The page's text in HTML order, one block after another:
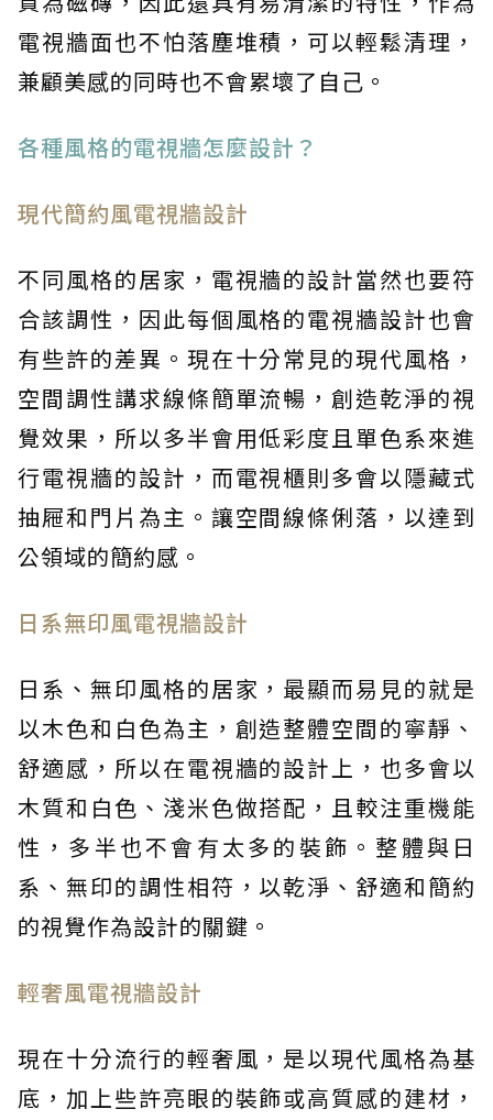
電視牆面也不怕落塵堆積，可以輕鬆清理，
兼顧美感的同時也不會累壞了自己。
各種風格的電視牆怎麼設計？
現代簡約風電視牆設計
不同風格的居家，電視牆的設計當然也要符
合該調性，因此每個風格的電視牆設計也會
有些許的差異。現在十分常見的現代風格，
空間調性講求線條簡單流暢，創造乾淨的視
覺效果，所以多半會用低彩度且單色系來進
行電視牆的設計，而電視櫃則多會以隱藏式
抽屜和門片為主。讓空間線條俐落，以達到
公領域的簡約感。
日系無印風電視牆設計
日系、無印風格的居家，最顯而易見的就是
以木色和白色為主，創造整體空間的寧靜、
舒適感，所以在電視牆的設計上，也多會以
木質和白色、淺米色做搭配，且較注重機能
性，多半也不會有太多的裝飾。整體與日
系、無印的調性相符，以乾淨、舒適和簡約
的視覺作為設計的關鍵。
輕奢風電視牆設計
現在十分流行的輕奢風，是以現代風格為基
底，加上些許亮眼的裝飾或高質感的建材，